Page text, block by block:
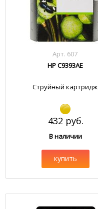
Арт. 607
HP C9393AE
Струйный картридж
432 руб.
В наличии
купить